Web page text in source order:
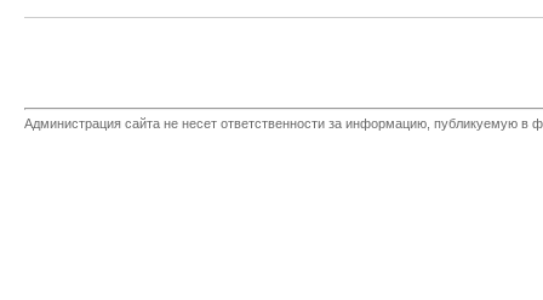
Администрация сайта не несет ответственности за информацию, публикуемую